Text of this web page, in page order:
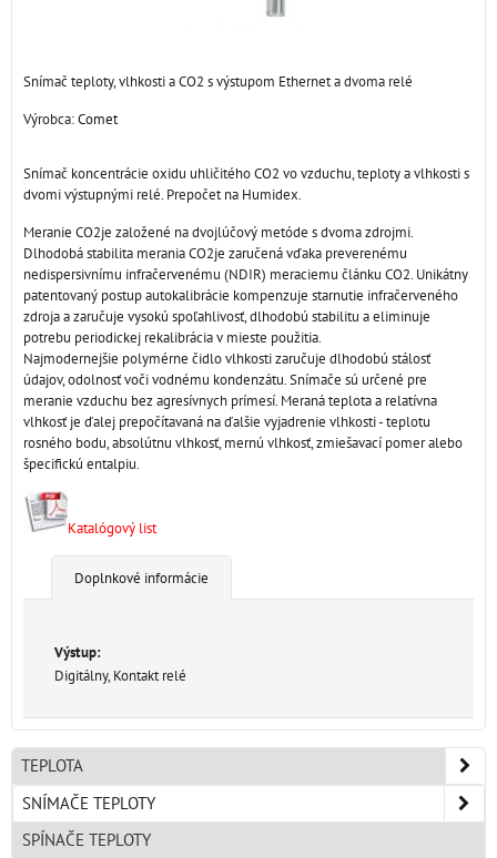
Snímač teploty, vlhkosti a CO2 s výstupom Ethernet a dvoma relé
Výrobca:Comet
Snímač koncentrácie oxidu uhličitého CO2 vo vzduchu, teploty a vlhkosti s
dvomi výstupnými relé. Prepočet na Humidex.
Meranie CO2je založené na dvojlúčový metóde s dvoma zdrojmi.
Dlhodobá stabilita merania CO2je zaručená vďaka preverenému
nedispersivnímu infračervenému (NDIR) meraciemu článku CO2. Unikátny
patentovaný postup autokalibrácie kompenzuje starnutie infračerveného
zdroja a zaručuje vysokú spoľahlivosť, dlhodobú stabilitu a eliminuje
potrebu periodickej rekalibrácia v mieste použitia.
Najmodernejšie polymérne čidlo vlhkosti zaručuje dlhodobú stálosť
údajov, odolnosť voči vodnému kondenzátu. Snímače sú určené pre
meranie vzduchu bez agresívnych prímesí. Meraná teplota a relatívna
vlhkosť je ďalej prepočítavaná na ďalšie vyjadrenie vlhkosti - teplotu
rosného bodu, absolútnu vlhkosť, mernú vlhkosť, zmiešavací pomer alebo
špecifickú entalpiu.
Katalógový list
Doplnkové informácie
Výstup:
Digitálny, Kontakt relé
TEPLOTA
SNÍMAČE TEPLOTY
SPÍNAČE TEPLOTY